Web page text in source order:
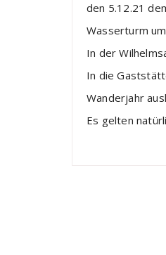
den 5.12.21
Wasserturm
In der
In die
Wanderjahr
Es gelten